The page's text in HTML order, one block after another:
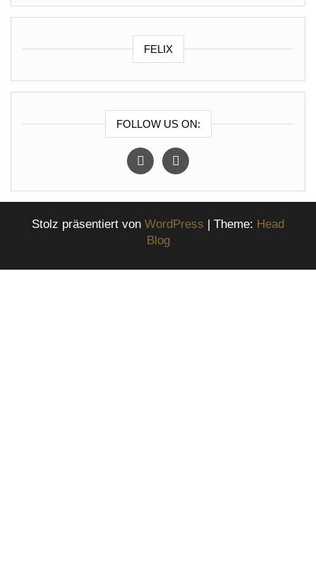
FELIX
FOLLOW US ON:
instagramfacebook
Stolz präsentiert von WordPress | Theme: Head
Blog